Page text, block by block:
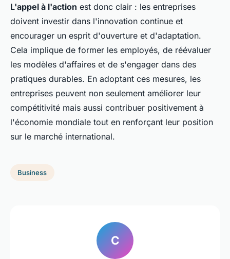
L'appel à l'action est donc clair : les entreprises
doivent investir dans l'innovation continue et
encourager un esprit d'ouverture et d'adaptation.
Cela implique de former les employés, de réévaluer
les modèles d'affaires et de s'engager dans des
pratiques durables. En adoptant ces mesures, les
entreprises peuvent non seulement améliorer leur
compétitivité mais aussi contribuer positivement à
l'économie mondiale tout en renforçant leur position
sur le marché international.
Business
C